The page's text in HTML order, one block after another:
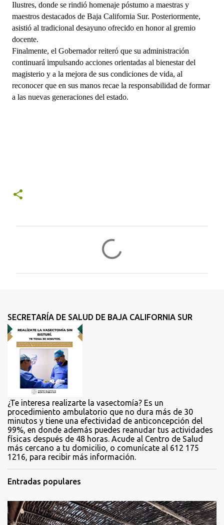
Ilustres, donde se rindió homenaje póstumo a maestras y
maestros destacados de Baja California Sur. Posteriormente,
asistió al tradicional desayuno ofrecido en honor al gremio
docente.
Finalmente, el Gobernador reiteró que su administración
continuará impulsando acciones orientadas al bienestar del
magisterio y a la mejora de sus condiciones de vida, al
reconocer que en sus manos recae la responsabilidad de formar
a las nuevas generaciones del estado.
t
a
r
o
SECRETARÍA DE SALUD DE BAJA CALIFORNIA SUR
¿Te interesa realizarte la vasectomía? Es un
procedimiento ambulatorio que no dura más de 30
minutos y tiene una efectividad de anticoncepción del
99%, en donde además puedes reanudar tus actividades
físicas después de 48 horas. Acude al Centro de Salud
más cercano a tu domicilio, o comunícate al 612 175
1216, para recibir más información.
Entradas populares